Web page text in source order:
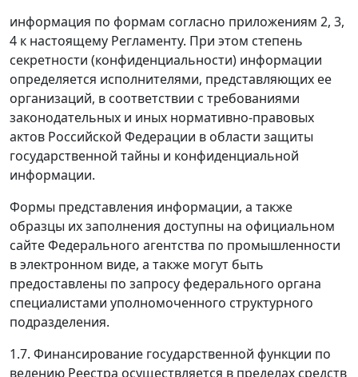
информация по формам согласно приложениям 2, 3,
4 к настоящему Регламенту. При этом степень
секретности (конфиденциальности) информации
определяется исполнителями, представляющих ее
организаций, в соответствии с требованиями
законодательных и иных нормативно-правовых
актов Российской Федерации в области защиты
государственной тайны и конфиденциальной
информации.
Формы представления информации, а также
образцы их заполнения доступны на официальном
сайте Федерального агентства по промышленности
в электронном виде, а также могут быть
предоставлены по запросу федерального органа
специалистами уполномоченного структурного
подразделения.
1.7. Финансирование государственной функции по
ведению Реестра осуществляется в пределах средств